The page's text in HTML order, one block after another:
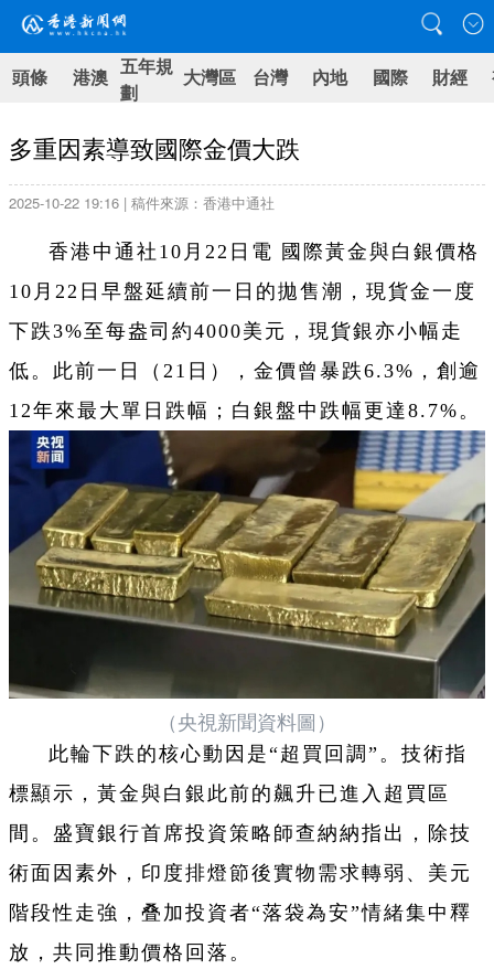
頭條 港澳 五年規
劃
大灣區 台灣 內地 國際 財經
多重因素導致國際金價大跌
2025-10-22 19:16 | 稿件來源：香港中通社
香港中通社10月22日電 國際黃金與白銀價格
10月22日早盤延續前一日的拋售潮，現貨金一度
下跌3%至每盎司約4000美元，現貨銀亦小幅走
低。此前一日（21日），金價曾暴跌6.3%，創逾
12年來最大單日跌幅；白銀盤中跌幅更達8.7%。
（央視新聞資料圖）
此輪下跌的核心動因是“超買回調”。技術指
標顯示，黃金與白銀此前的飆升已進入超買區
間。盛寶銀行首席投資策略師查納納指出，除技
術面因素外，印度排燈節後實物需求轉弱、美元
階段性走強，叠加投資者“落袋為安”情緒集中釋
放，共同推動價格回落。